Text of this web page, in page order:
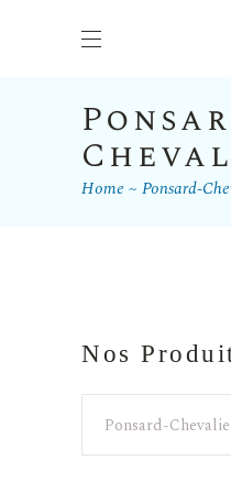
Home Ponsard-
Nos
Ponsard-